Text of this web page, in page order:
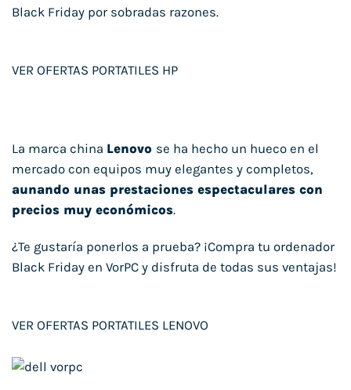
Black Friday por sobradas razones.
VER OFERTAS PORTATILES HP
La marca china Lenovo se ha hecho un hueco en el
mercado con equipos muy elegantes y completos,
aunando unas prestaciones espectaculares con
precios muy económicos.
¿Te gustaría ponerlos a prueba? ¡Compra tu ordenador
Black Friday en VorPC y disfruta de todas sus ventajas!
VER OFERTAS PORTATILES LENOVO